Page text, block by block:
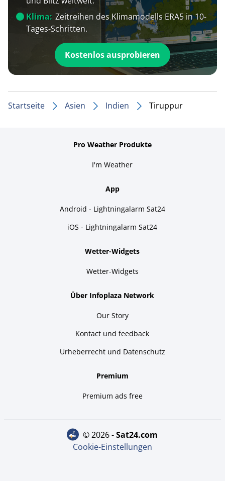
Klima: Zeitreihen des Klimamodells ERA5 in 10-
Tages-Schritten.
Kostenlos ausprobieren
Startseite Asien Indien Tiruppur
Pro Weather Produkte
I'm Weather
App
Android - Lightningalarm Sat24
iOS - Lightningalarm Sat24
Wetter-Widgets
Wetter-Widgets
Über Infoplaza Network
Our Story
Kontact und feedback
Urheberrecht und Datenschutz
Premium
Premium ads free
© 2026 - sat24.com
Cookie-Einstellungen